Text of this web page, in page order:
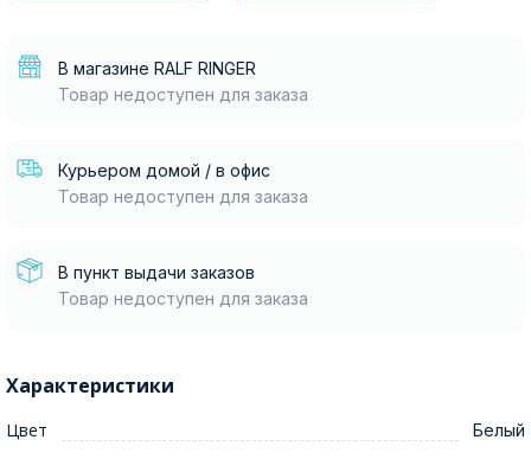
В магазине RALF RINGER
Товар недоступен для заказа
Курьером домой / в офис
Товар недоступен для заказа
В пункт выдачи заказов
Товар недоступен для заказа
Характеристики
Цвет Белый